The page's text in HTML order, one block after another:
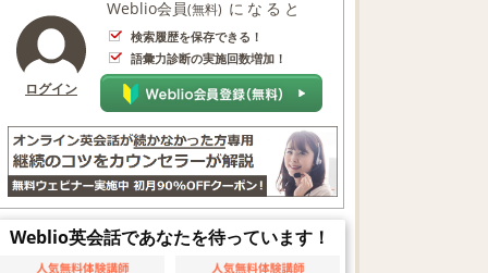
ログイン
Weblio会員(無料) になると
検索履歴を保存できる！
語彙力診断の実施回数増加！
Weblio英会話であなたを待っています！